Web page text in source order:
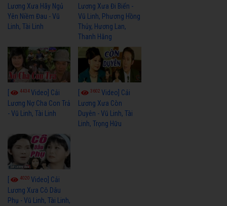
Lương Xưa Hãy Ngủ
Yên Niềm Đau - Vũ
Linh, Tài Linh
Lương Xưa Đi Biển -
Vũ Linh, Phương Hồng
Thủy, Hương Lan,
Thanh Hằng
4434Video] Cải
Lương Nợ Cha Con Trả
- Vũ Linh, Tài Linh
3602Video] Cải
Lương Xưa Còn
Duyên - Vũ Linh, Tài
Linh, Trọng Hữu
[ 4020 Video] Cải
Lương Xưa Cô Dâu
Phụ - Vũ Linh, Tài Linh,